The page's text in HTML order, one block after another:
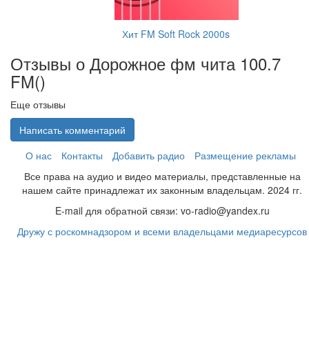
Хит FM Soft Rock 2000s
Отзывы о Дорожное фм чита 100.7
FM()
Еще отзывы
Написать комментарий
О нас
Контакты Добавить радио
Размещение рекламы
Все права на аудио и видео материалы, представленные на
нашем сайте принадлежат их законным владельцам. 2024 гг.
E-mail для обратной связи: vo-radio@yandex.ru
Дружу с роскомнадзором и всеми владельцами медиаресурсов